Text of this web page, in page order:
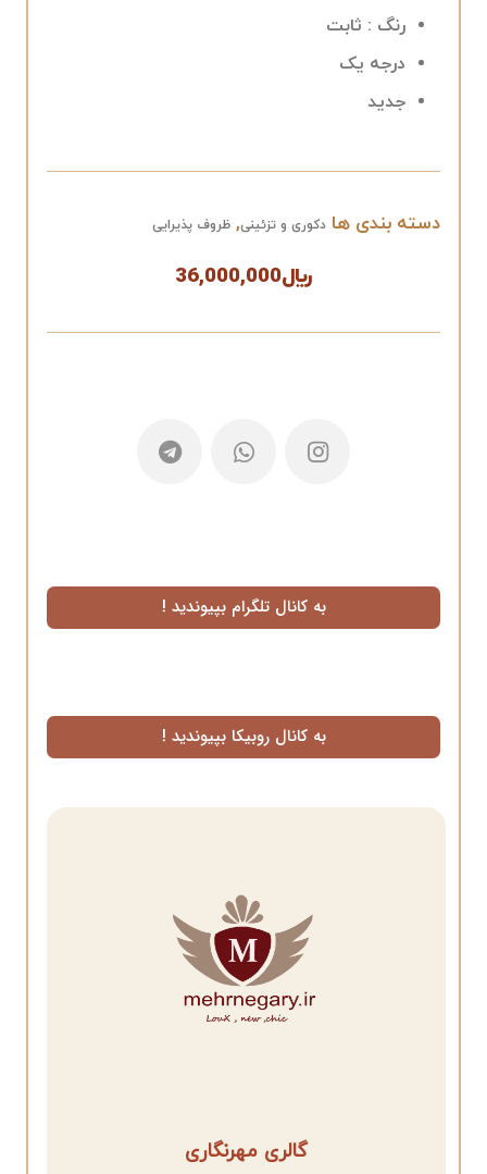
رنگ : ثابت
درجه یک
جدید
دسته بندی ها دکوری و تزئینی, ظروف پذیرایی
﷼36,000,000
به کانال تلگرام بپیوندید !
به کانال روبیکا بپیوندید !
گالری مهرنگاری